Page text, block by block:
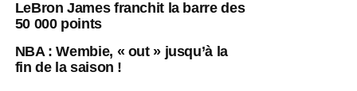
LeBron James franchit la barre des
50 000 points
NBA : Wembie, « out » jusqu’à la
fin de la saison !